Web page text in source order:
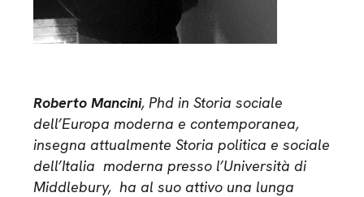
Roberto Mancini, Phd in Storia sociale
dell’Europa moderna e contemporanea,
insegna attualmente Storia politica e sociale
dell’Italia moderna presso l’Università di
Middlebury, ha al suo attivo una lunga